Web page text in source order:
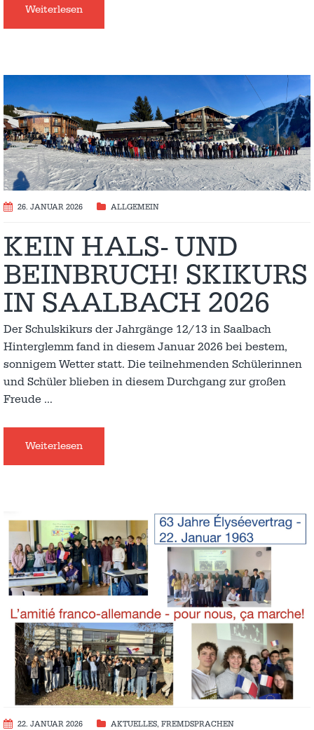
Weiterlesen
26. JANUAR 2026 ALLGEMEIN
KEIN HALS- UND
BEINBRUCH! SKIKURS
IN SAALBACH 2026
Der Schulskikurs der Jahrgänge 12/13 in Saalbach
Hinterglemm fand in diesem Januar 2026 bei bestem,
sonnigem Wetter statt. Die teilnehmenden Schülerinnen
und Schüler blieben in diesem Durchgang zur großen
Freude …
Weiterlesen
22. JANUAR 2026 AKTUELLES, FREMDSPRACHEN